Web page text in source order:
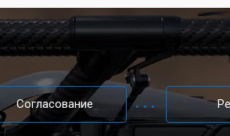
от 50 мин
от 60 мин
Согласование